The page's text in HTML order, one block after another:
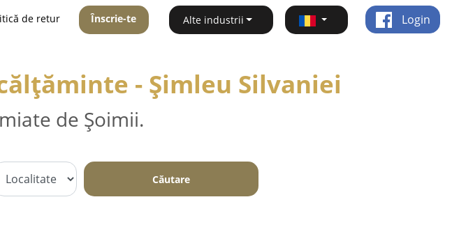
de retur Înscrie-te Alte industrii Login
- Şimleu Silvaniei
de Șoimii.
Căutare